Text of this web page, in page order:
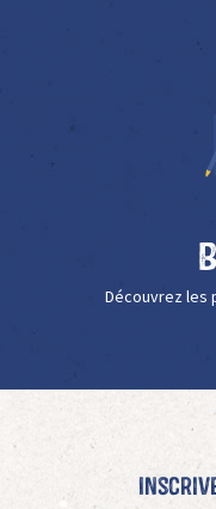
Découvrez les